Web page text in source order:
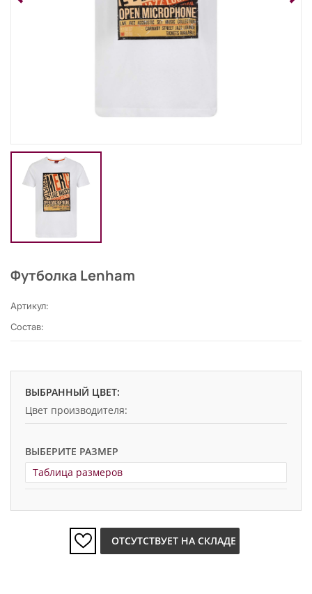
Футболка Lenham
Артикул:
Состав:
ВЫБРАННЫЙ ЦВЕТ:
Цвет производителя:
ВЫБЕРИТЕ РАЗМЕР
Таблица размеров
ОТСУТСТВУЕТ НА СКЛАДЕ